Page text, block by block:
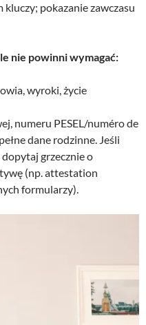
pokazanie zawczasu
nie powinni wymagać:
wyroki, życie
numeru PESEL/numéro de
dane rodzinne. Jeśli
grzecznie o
(np. attestation
formularzy).